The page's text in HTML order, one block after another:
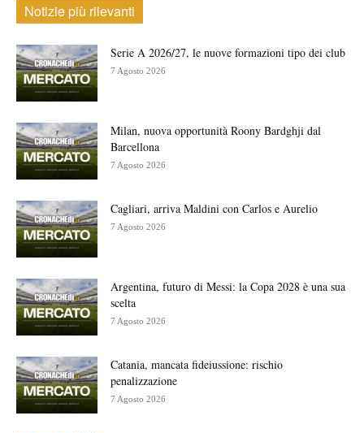
Notizie più rilevanti
Serie A 2026/27, le nuove formazioni tipo dei club
7 Agosto 2026
Milan, nuova opportunità Roony Bardghji dal
Barcellona
7 Agosto 2026
Cagliari, arriva Maldini con Carlos e Aurelio
7 Agosto 2026
Argentina, futuro di Messi: la Copa 2028 è una sua
scelta
7 Agosto 2026
Catania, mancata fideiussione: rischio
penalizzazione
7 Agosto 2026